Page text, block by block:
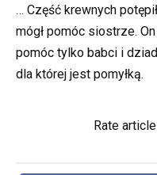
… Część krewnych
mógł pomóc siostrze.
pomóc tylko babci i
dla której jest pomyłką.
Rate article